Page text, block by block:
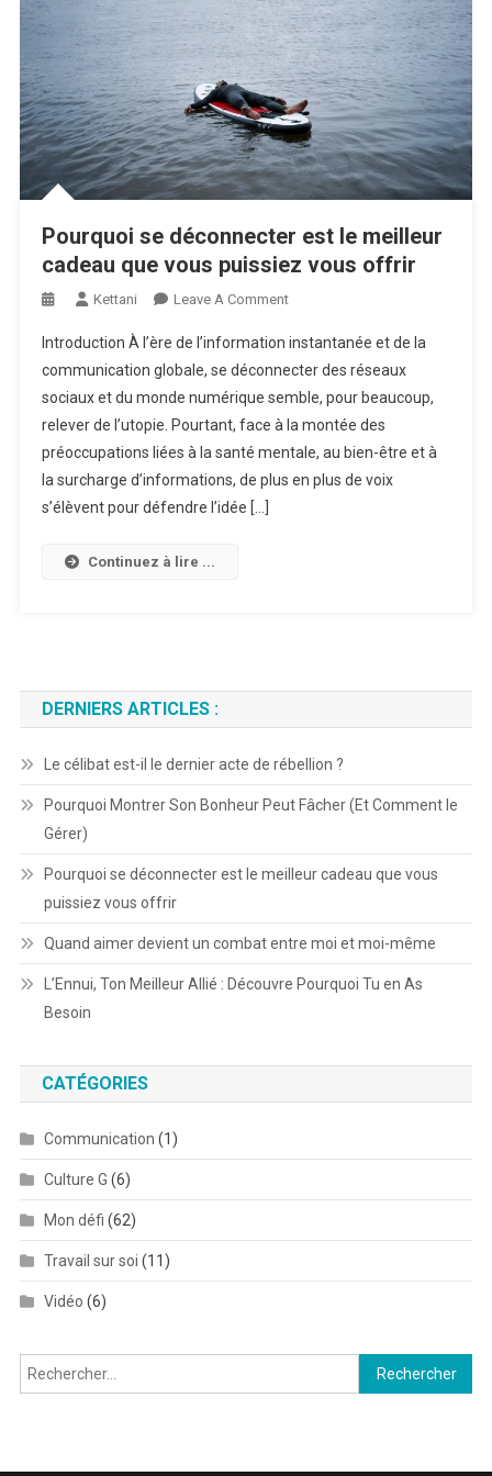
Pourquoi se déconnecter est le meilleur
cadeau que vous puissiez vous offrir
Kettani Leave A CommentOn
Se
Déconnecter
Est
Le
Meilleur
Cadeau
Introduction À l’ère de l’information instantanée et de la
communication globale, se déconnecter des réseaux
sociaux et du monde numérique semble, pour beaucoup,
relever de l’utopie. Pourtant, face à la montée des
préoccupations liées à la santé mentale, au bien-être et à
la surcharge d’informations, de plus en plus de voix
s’élèvent pour défendre l’idée […]
Continuez à lire ...
DERNIERS ARTICLES :
Le célibat est-il le dernier acte de rébellion ?
Pourquoi Montrer Son Bonheur Peut Fâcher (Et Comment le
Gérer)
Pourquoi se déconnecter est le meilleur cadeau que vous
puissiez vous offrir
Quand aimer devient un combat entre moi et moi-même
L’Ennui, Ton Meilleur Allié : Découvre Pourquoi Tu en As
Besoin
CATÉGORIES
Communication (1)
Culture G (6)
Mon défi (62)
Travail sur soi (11)
Vidéo (6)
Rechercher :